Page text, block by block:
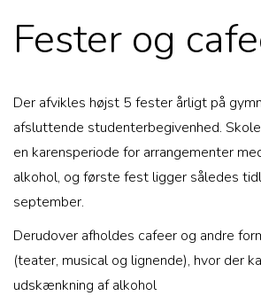
Fester og
Der afvikles højst 5 fester årligt på
afsluttende studenterbegivenhed.
en karensperiode for arrangementer
alkohol, og første fest ligger således
september.
Derudover afholdes cafeer og andre
(teater, musical og lignende), hvor der
udskænkning af alkohol